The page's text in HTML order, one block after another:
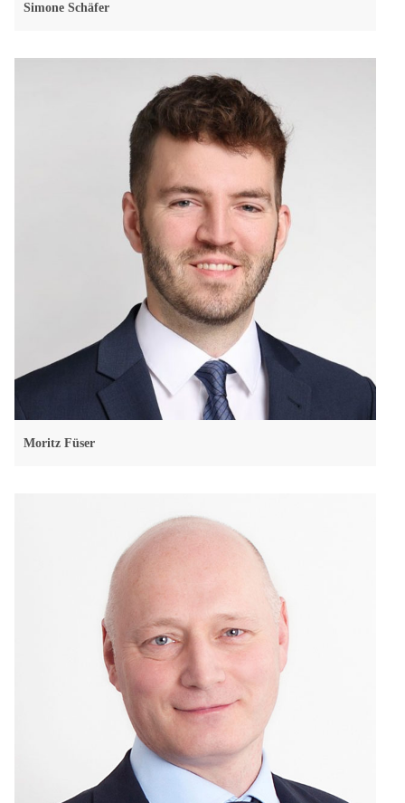
Simone Schäfer
Moritz Füser